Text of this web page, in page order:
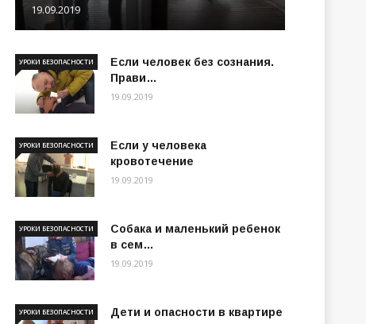
19.09.2019
Если человек без сознания.
Прави…
УРОКИ БЕЗОПАСНОСТИ
19.09.2019
Если у человека
кровотечение
УРОКИ БЕЗОПАСНОСТИ
19.09.2019
Собака и маленький ребенок
в сем…
УРОКИ БЕЗОПАСНОСТИ
19.09.2019
Дети и опасности в квартире
УРОКИ БЕЗОПАСНОСТИ